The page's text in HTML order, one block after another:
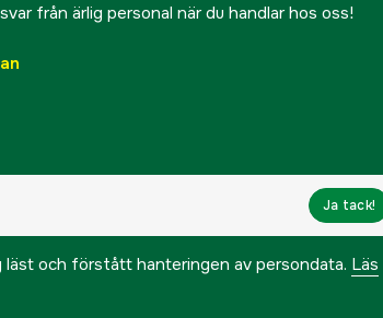
från ärlig personal när du handlar hos oss!
Ja tack!
läst och förstått hanteringen av persondata. Läs